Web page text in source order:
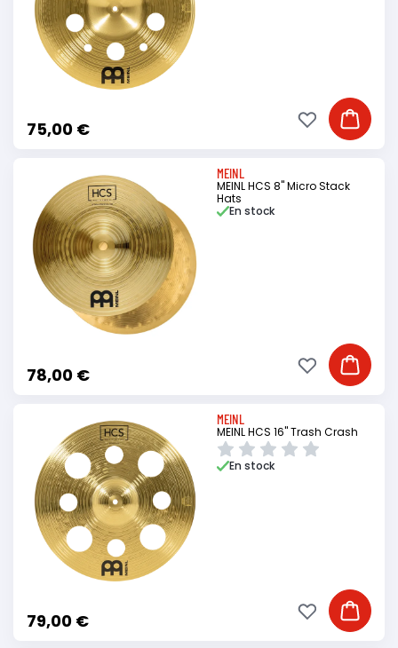
75,00 € Ajouter
Ajouter à ma
MEINL
MEINL HCS 8" Micro Stack
Hats
78,00 €
En stock
Ajouter
Ajouter à ma
MEINL
MEINL HCS 16" Trash Crash
79,00 €
En stock
Ajouter
Ajouter à ma